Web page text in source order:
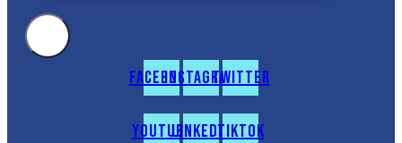
FacebookInstagramTwitter
YoutubeLinkedinTiktok